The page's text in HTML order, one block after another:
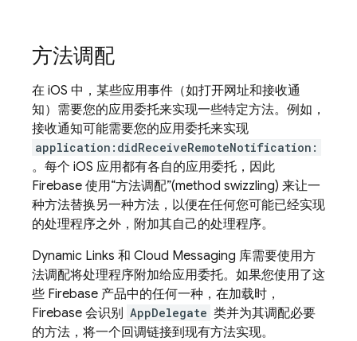
方法调配
在 iOS 中，某些应用事件（如打开网址和接收通
知）需要您的应用委托来实现一些特定方法。例如，
接收通知可能需要您的应用委托来实现
application:didReceiveRemoteNotification:
。每个 iOS 应用都有各自的应用委托，因此
Firebase 使用“方法调配”(method swizzling) 来让一
种方法替换另一种方法，以便在任何您可能已经实现
的处理程序之外，附加其自己的处理程序。
Dynamic Links 和 Cloud Messaging 库需要使用方
法调配将处理程序附加给应用委托。如果您使用了这
些 Firebase 产品中的任何一种，在加载时，
Firebase 会识别 AppDelegate 类并为其调配必要
的方法，将一个回调链接到现有方法实现。